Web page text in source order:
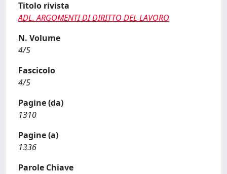
Titolo rivista
ADL. ARGOMENTI DI DIRITTO DEL LAVORO
N. Volume
4/5
Fascicolo
4/5
Pagine (da)
1310
Pagine (a)
1336
Parole Chiave